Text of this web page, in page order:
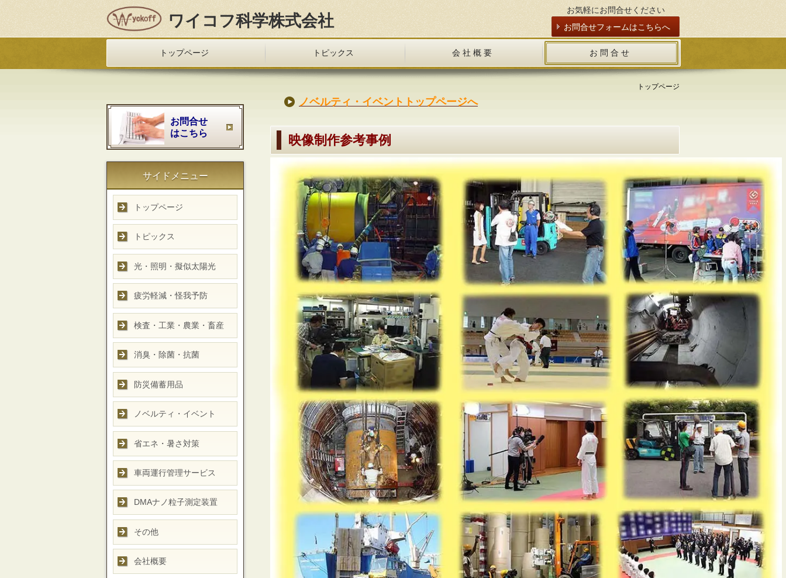
ワイコフ科学株式会社
お気軽にお問合せください
お問合せフォームはこちらへ
トップページ トピックス 会 社 概 要 お 問 合 せ
トップページ
ノベルティ・イベントトップページへ
映像制作参考事例
お問合せ
はこちら
サイドメニュー
トップページ
トピックス
光・照明・擬似太陽光
疲労軽減・怪我予防
検査・工業・農業・畜産
消臭・除菌・抗菌
防災備蓄用品
ノベルティ・イベント
省エネ・暑さ対策
車両運行管理サービス
DMAナノ粒子測定装置
その他
会社概要